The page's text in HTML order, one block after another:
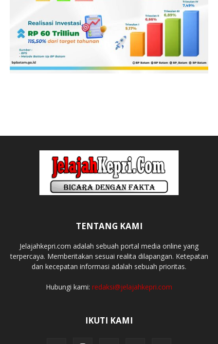
TENTANG KAMI
Jelajahkepri.com adalah sebuah portal media online yang
terpercaya. Memberitakan sesuai realita dilapangan. Ketepatan
dan kecepatan informasi adalah sebuah prioritas.
Hubungi kami: redaksi@jelajahkepri.com
IKUTI KAMI